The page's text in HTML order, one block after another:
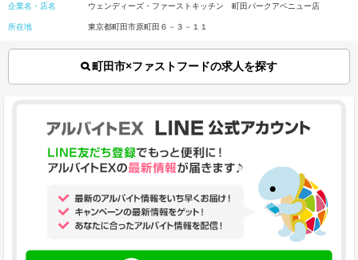
企業名・店名 ウェンディーズ・ファーストキッチン 町田パークアベニュー店
所在地 東京都町田市原町田６－３－１１
町田市×ファストフードの求人を探す